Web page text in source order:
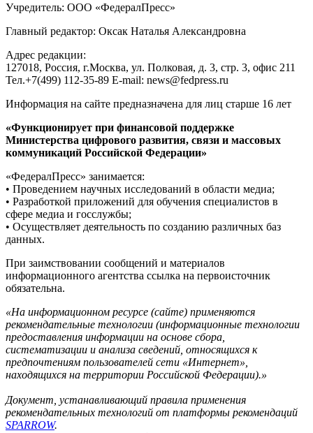
Учредитель: ООО «ФедералПресс»
Главный редактор: Оксак Наталья Александровна
Адрес редакции:
127018, Россия, г.Москва, ул. Полковая, д. 3, стр. 3, офис 211
Тел.+7(499) 112-35-89 E-mail: news@fedpress.ru
Информация на сайте предназначена для лиц старше 16 лет
«Функционирует при финансовой поддержке
Министерства цифрового развития, связи и массовых
коммуникаций Российской Федерации»
«ФедералПресс» занимается:
• Проведением научных исследований в области медиа;
• Разработкой приложений для обучения специалистов в
сфере медиа и госслужбы;
• Осуществляет деятельность по созданию различных баз
данных.
При заимствовании сообщений и материалов
информационного агентства ссылка на первоисточник
обязательна.
«На информационном ресурсе (сайте) применяются
рекомендательные технологии (информационные технологии
предоставления информации на основе сбора,
систематизации и анализа сведений, относящихся к
предпочтениям пользователей сети «Интернет»,
находящихся на территории Российской Федерации).»
Документ, устанавливающий правила применения
рекомендательных технологий от платформы рекомендаций
SPARROW.